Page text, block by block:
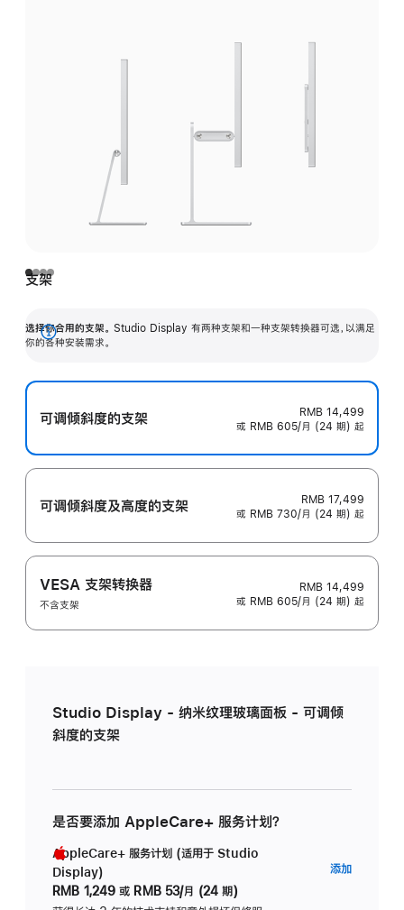
支架
选择你合用的支架。 Studio Display 有两种支架和一种支架转换器可选，以满足
你的各种安装需求。
展
可调倾斜度的支架
RMB 14,499
或 RMB 605/月 (24 期) 起
可调倾斜度及高‍度的支‍架
RMB 17,499
或 RMB 730/月 (24 期) 起
VESA 支架转换器
不含支架
RMB 14,499
或 RMB 605/月 (24 期) 起
Studio Display - 纳米纹理玻璃面板 - 可调倾
斜度的支架
是否要添加 AppleCare+ 服务计划？
AppleCare+ 服务计划 (适用于 Studio
Display)
RMB 1,249 或 RMB 53/月 (24 期)
添加